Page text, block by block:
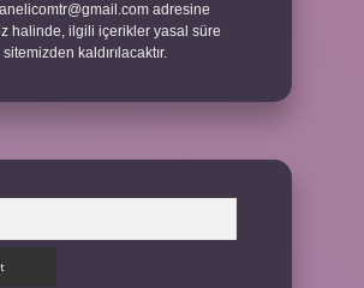
adresine
halinde, ilgili içerikler yasal süre
kaldırılacaktır.